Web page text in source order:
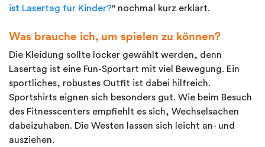
ist Lasertag für Kinder?" nochmal kurz erklärt.
Was brauche ich, um spielen zu können?
Die Kleidung sollte locker gewählt werden, denn
Lasertag ist eine Fun-Sportart mit viel Bewegung. Ein
sportliches, robustes Outfit ist dabei hilfreich.
Sportshirts eignen sich besonders gut. Wie beim Besuch
des Fitnesscenters empfiehlt es sich, Wechselsachen
dabeizuhaben. Die Westen lassen sich leicht an- und
ausziehen.